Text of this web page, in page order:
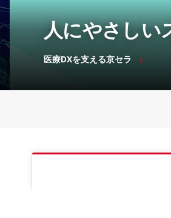
人にやさしい
医療DXを支える京セラ